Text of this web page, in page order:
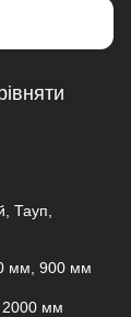
Тауп,
мм, 900 мм
2000 мм